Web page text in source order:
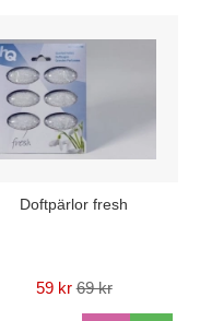
Doftpärlor fresh
59 kr 69 kr